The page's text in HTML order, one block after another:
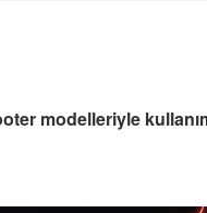
modelleriyle